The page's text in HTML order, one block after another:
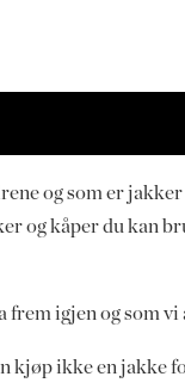
og som er jakker
og kåper du kan
frem igjen og som
kjøp ikke en jakke